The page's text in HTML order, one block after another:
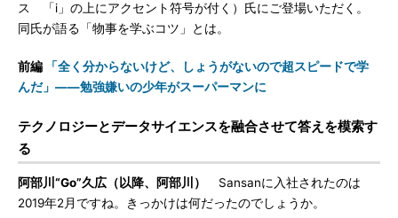
ス 「i」の上にアクセント符号が付く）氏にご登場いただく。
同氏が語る「物事を学ぶコツ」とは。
前編
「全く分からないけど、しょうがないので超スピードで学
んだ」――勉強嫌いの少年がスーパーマンに
テクノロジーとデータサイエンスを融合させて答えを模索す
る
阿部川“Go”久広（以降、阿部川） Sansanに入社されたのは
2019年2月ですね。きっかけは何だったのでしょうか。